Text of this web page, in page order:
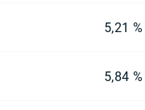
5,21 %
5,84 %